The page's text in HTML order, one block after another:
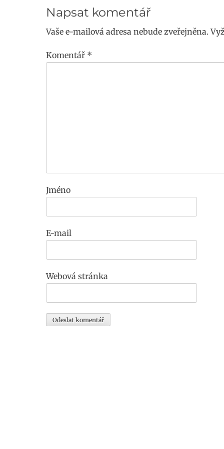
Napsat komentář
Vaše e-mailová adresa nebude zveřejněna.
Komentář *
Jméno
E-mail
Webová stránka